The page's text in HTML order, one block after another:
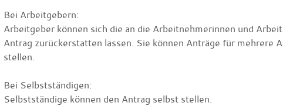
Bei Arbeitgebern:
Arbeitgeber können sich die an die Arbeitnehmerinnen und
Antrag zurückerstatten lassen. Sie können Anträge für mehrere
stellen.
Bei Selbstständigen:
Selbstständige können den Antrag selbst stellen.